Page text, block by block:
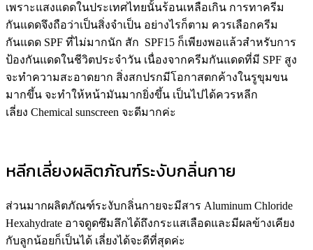
เพราะแสงแดดในประเทศไทยนั้นร้อนเหลือเกิน การทาครีม
กันแดดจึงถือว่าเป็นสิ่งจำเป็น อย่างไรก็ตาม ควรเลือกครีม
กันแดด SPF ที่ไม่มากนัก สัก SPF15 ก็เพียงพอแล้วสำหรับการ
ป้องกันแดดในชีวิตประจำวัน เนื่องจากครีมกันแดดที่มี SPF สูง
จะทำความสะอาดยาก สิ่งสกปรกมีโอกาสตกค้างในรูขุมขน
มากขึ้น จะทำให้หน้ามันมากยิ่งขึ้น เป็นไปได้ควรหลีก
เลี่ยง Chemical sunscreen จะดีมากค่ะ
หลีกเลี่ยงผลิตภัณฑ์ระงับกลิ่นกาย
ส่วนมากผลิตภัณฑ์ระงับกลิ่นกายจะมีสาร Aluminum Chloride
Hexahydrate อาจดูดซึมลึกได้ถึงกระแสเลือดและมีผลข้างเคียง
กับลูกน้อยก็เป็นได้ เลี่ยงได้จะดีที่สุดค่ะ